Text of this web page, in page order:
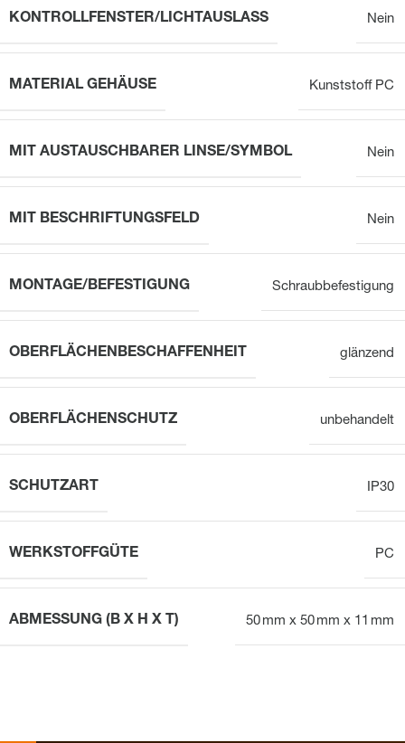
KONTROLLFENSTER/LICHTAUSLASS Nein
MATERIAL GEHÄUSE Kunststoff PC
MIT AUSTAUSCHBARER LINSE/SYMBOL Nein
MIT BESCHRIFTUNGSFELD Nein
MONTAGE/BEFESTIGUNG Schraubbefestigung
OBERFLÄCHENBESCHAFFENHEIT glänzend
OBERFLÄCHENSCHUTZ unbehandelt
SCHUTZART IP30
WERKSTOFFGÜTE PC
ABMESSUNG (B X H X T) 50 mm x 50 mm x 11 mm